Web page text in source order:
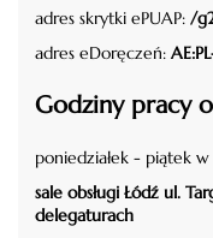
adres skrytki ePUAP: /
adres eDoręczeń:
Godziny pracy
poniedziałek - piątek
sale obsługi Łódź ul.
delegaturach